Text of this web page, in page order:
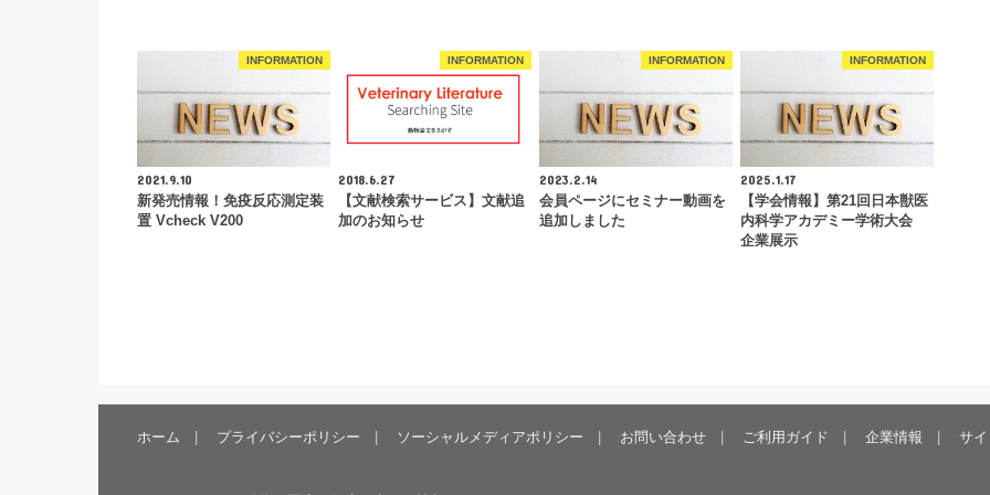
INFORMATION
2021.9.10
新発売情報！免疫反応測定装
置 Vcheck V200
INFORMATION
2018.6.27
【文献検索サービス】文献追
加のお知らせ
INFORMATION
2023.2.14
会員ページにセミナー動画を
追加しました
INFORMATION
2025.1.17
【学会情報】第21回日本獣医
内科学アカデミー学術大会
企業展示
ホーム プライバシーポリシー ソーシャルメディアポリシー お問い合わせ ご利用ガイド 企業情報 サ